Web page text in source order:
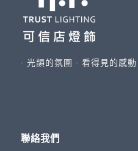
∙ 光韻的氛圍 ∙ 看得見的感動
聯絡我們